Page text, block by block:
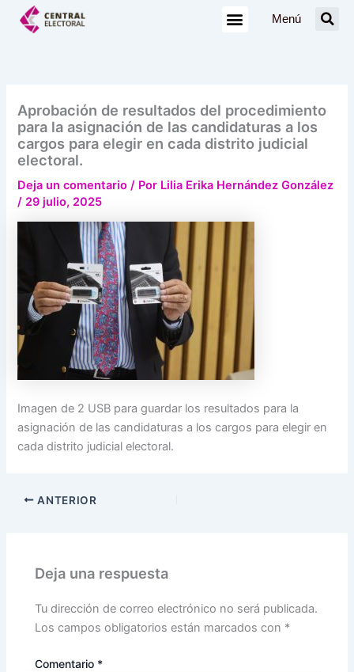
Menú
Aprobación de resultados del procedimiento
para la asignación de las candidaturas a los
cargos para elegir en cada distrito judicial
electoral.
Deja un comentario / Por Lilia Erika Hernández González
/ 29 julio, 2025
Imagen de 2 USB para guardar los resultados para la
asignación de las candidaturas a los cargos para elegir en
cada distrito judicial electoral.
ANTERIOR
Deja una respuesta
Tu dirección de correo electrónico no será publicada.
Los campos obligatorios están marcados con *
Comentario *